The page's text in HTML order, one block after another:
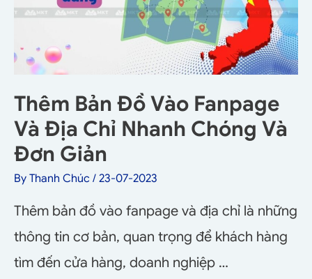
Thêm Bản Đồ Vào Fanpage
Và Địa Chỉ Nhanh Chóng Và
Đơn Giản
By Thanh Chúc / 23-07-2023
Thêm bản đồ vào fanpage và địa chỉ là những
thông tin cơ bản, quan trọng để khách hàng
tìm đến cửa hàng, doanh nghiệp …